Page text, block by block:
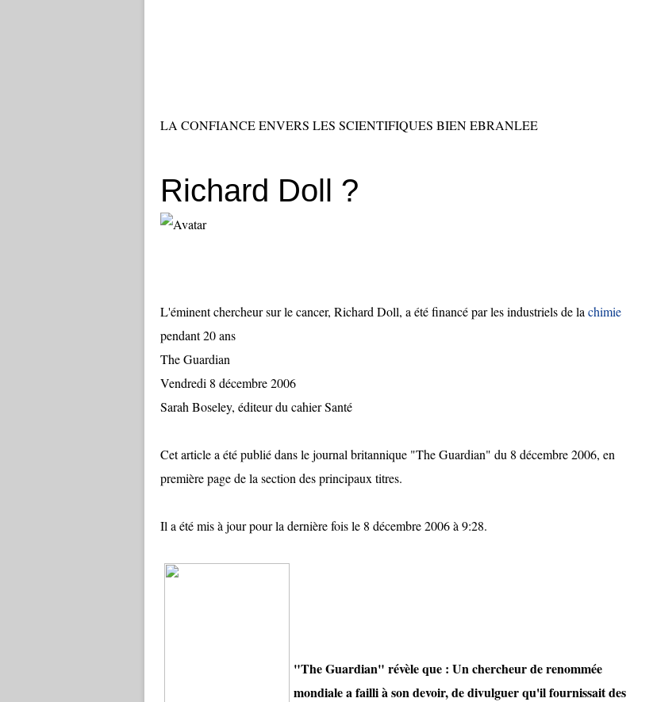
LA CONFIANCE ENVERS LES SCIENTIFIQUES BIEN EBRANLEE
Richard Doll ?
L'éminent chercheur sur le cancer, Richard Doll, a été financé par les industriels de la chimie
pendant 20 ans
The Guardian
Vendredi 8 décembre 2006
Sarah Boseley, éditeur du cahier Santé
Cet article a été publié dans le journal britannique "The Guardian" du 8 décembre 2006, en
première page de la section des principaux titres.
Il a été mis à jour pour la dernière fois le 8 décembre 2006 à 9:28.
"The Guardian" révèle que : Un chercheur de renommée
mondiale a failli à son devoir, de divulguer qu'il fournissait des